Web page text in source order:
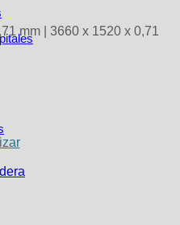
mm | 3660 x 1520 x 0,71